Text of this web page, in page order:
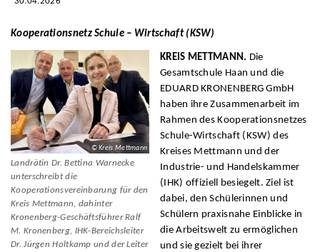
Kooperationsnetz Schule – Wirtschaft (KSW)
© Kreis Mettmann
Landrätin Dr. Bettina Warnecke
unterschreibt die
Kooperationsvereinbarung für den
Kreis Mettmann, dahinter
Kronenberg-Geschäftsführer Ralf
M. Kronenberg, IHK-Bereichsleiter
Dr. Jürgen Holtkamp und der Leiter
KREIS METTMANN. Die
Gesamtschule Haan und die
EDUARD KRONENBERG GmbH
haben ihre Zusammenarbeit im
Rahmen des Kooperationsnetzes
Schule-Wirtschaft (KSW) des
Kreises Mettmann und der
Industrie- und Handelskammer
(IHK) offiziell besiegelt. Ziel ist
dabei, den Schülerinnen und
Schülern praxisnahe Einblicke in
die Arbeitswelt zu ermöglichen
und sie gezielt bei ihrer